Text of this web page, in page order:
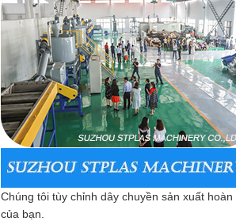
Chúng tôi tùy chỉnh dây chuyền sản xuất
của bạn.